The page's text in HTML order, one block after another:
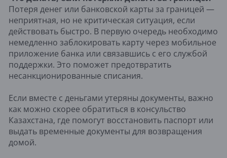
Потеря денег или банковской карты за границей —
неприятная, но не критическая ситуация, если
действовать быстро. В первую очередь необходимо
немедленно заблокировать карту через мобильное
приложение банка или связавшись с его службой
поддержки. Это поможет предотвратить
несанкционированные списания.
Если вместе с деньгами утеряны документы, важно
как можно скорее обратиться в консульство
Казахстана, где помогут восстановить паспорт или
выдать временные документы для возвращения
домой.